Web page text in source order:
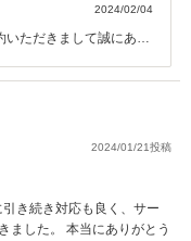
2024/02/04
ただきまして誠にあり
同心から感謝しており
たが、その分時間も掛
けしました。今回カー
お困りの際はぜひお気
ぞ宜しくお願い致しま
2024/01/21投稿
き続き対応も良く、サー
ありがとう